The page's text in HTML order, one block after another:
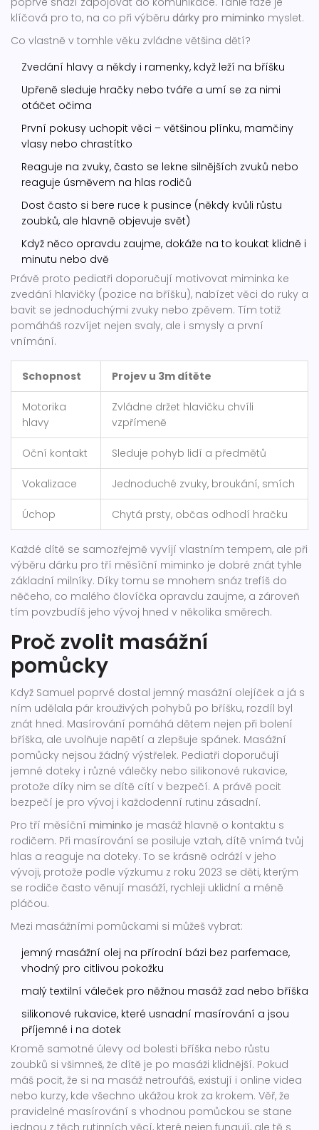
klíčová pro to, na co při výběru dárky pro miminko myslet.
Co vlastně v tomhle věku zvládne většina dětí?
Zvedání hlavy a někdy i ramenky, když leží na bříšku
Upřeně sleduje hračky nebo tváře a umí se za nimi
otáčet očima
První pokusy uchopit věci – většinou plínku, mamčiny
vlasy nebo chrastítko
Reaguje na zvuky, často se lekne silnějších zvuků nebo
reaguje úsměvem na hlas rodičů
Dost často si bere ruce k pusince (někdy kvůli růstu
zoubků, ale hlavně objevuje svět)
Když něco opravdu zaujme, dokáže na to koukat klidně i
minutu nebo dvě
Právě proto pediatři doporučují motivovat miminka ke
zvedání hlavičky (pozice na bříšku), nabízet věci do ruky a
bavit se jednoduchými zvuky nebo zpěvem. Tím totiž
pomáháš rozvíjet nejen svaly, ale i smysly a první
vnímání.
Schopnost Projev u 3m dítěte
Motorika
hlavy
Zvládne držet hlavičku chvíli
vzpřímeně
Oční kontakt Sleduje pohyb lidí a předmětů
Vokalizace Jednoduché zvuky, broukání, smích
Úchop Chytá prsty, občas odhodí hračku
Každé dítě se samozřejmě vyvíjí vlastním tempem, ale při
výběru dárku pro tří měsíční miminko je dobré znát tyhle
základní milníky. Díky tomu se mnohem snáz trefíš do
něčeho, co malého človíčka opravdu zaujme, a zároveň
tím povzbudíš jeho vývoj hned v několika směrech.
Proč zvolit masážní
pomůcky
Když Samuel poprvé dostal jemný masážní olejíček a já s
ním udělala pár krouživých pohybů po bříšku, rozdíl byl
znát hned. Masírování pomáhá dětem nejen při bolení
bříška, ale uvolňuje napětí a zlepšuje spánek. Masážní
pomůcky nejsou žádný výstřelek. Pediatři doporučují
jemné doteky i různé válečky nebo silikonové rukavice,
protože díky nim se dítě cítí v bezpečí. A právě pocit
bezpečí je pro vývoj i každodenní rutinu zásadní.
Pro tří měsíční miminko je masáž hlavně o kontaktu s
rodičem. Při masírování se posiluje vztah, dítě vnímá tvůj
hlas a reaguje na doteky. To se krásně odráží v jeho
vývoji, protože podle výzkumu z roku 2023 se děti, kterým
se rodiče často věnují masáží, rychleji uklidní a méně
pláčou.
Mezi masážními pomůckami si můžeš vybrat:
jemný masážní olej na přírodní bázi bez parfemace,
vhodný pro citlivou pokožku
malý textilní váleček pro něžnou masáž zad nebo bříška
silikonové rukavice, které usnadní masírování a jsou
příjemné i na dotek
Kromě samotné úlevy od bolesti bříška nebo růstu
zoubků si všimneš, že dítě je po masáži klidnější. Pokud
máš pocit, že si na masáž netroufáš, existují i online videa
nebo kurzy, kde všechno ukážou krok za krokem. Věř, že
pravidelné masírování s vhodnou pomůckou se stane